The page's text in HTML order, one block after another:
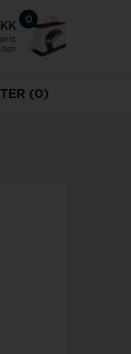
0
(0)